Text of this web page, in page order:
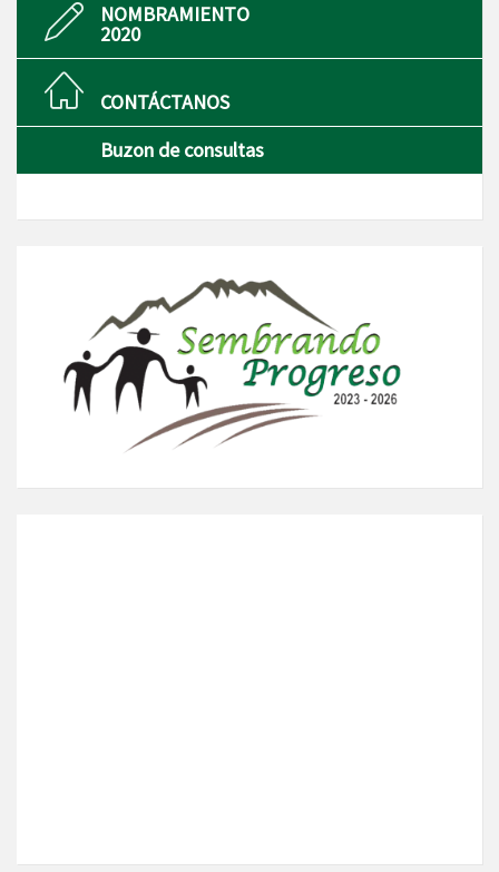
NOMBRAMIENTO
2020
CONTÁCTANOS
Buzon de consultas